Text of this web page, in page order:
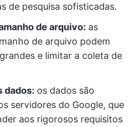
de pesquisa sofisticadas.
de arquivo: as
de arquivo podem
e limitar a coleta de
dados: os dados são
servidores do Google, que
aos rigorosos requisitos